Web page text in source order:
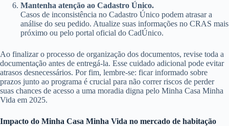
Mantenha atenção ao Cadastro Único.
Casos de inconsistência no Cadastro Único podem atrasar a
análise do seu pedido. Atualize suas informações no CRAS mais
próximo ou pelo portal oficial do CadÚnico.
Ao finalizar o processo de organização dos documentos, revise toda a
documentação antes de entregá-la. Esse cuidado adicional pode evitar
atrasos desnecessários. Por fim, lembre-se: ficar informado sobre
prazos junto ao programa é crucial para não correr riscos de perder
suas chances de acesso a uma moradia digna pelo Minha Casa Minha
Vida em 2025.
Impacto do Minha Casa Minha Vida no mercado de habitação